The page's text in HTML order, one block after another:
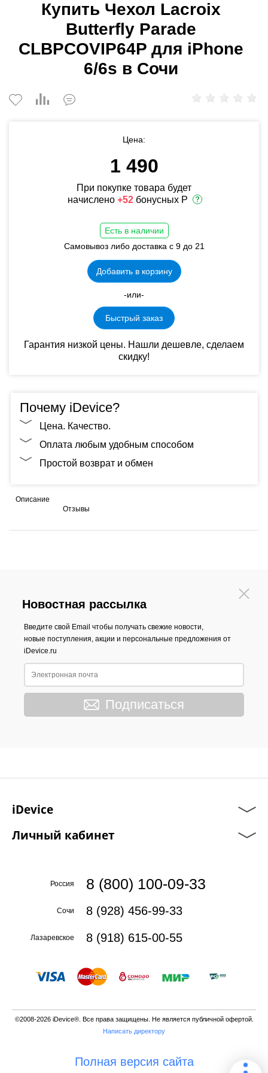
Купить Чехол Lacroix
Butterfly Parade
CLBPCOVIP64P для iPhone
6/6s в Сочи
Цена:
1 490
При покупке товара будет
начислено +52бонусных Р
Есть в наличии
Самовывоз либо доставка с 9 до 21
Добавить в корзину
-или-
Быстрый заказ
Гарантия низкой цены. Нашли дешевле, сделаем
скидку!
Почему iDevice?
Цена. Качество.
Оплата любым удобным способом
Простой возврат и обмен
Описание
Отзывы
Новостная рассылка
Введите свой Email чтобы получать свежие новости,
новые поступления, акции и персональные предложения от
iDevice.ru
Подписаться
iDevice
Личный кабинет
Россия 8 (800) 100-09-33
Сочи 8 (928) 456-99-33
Лазаревское 8 (918) 615-00-55
©2008-2026 iDevice®. Все права защищены. Не является публичной офертой.
Написать директору
Полная версия сайта